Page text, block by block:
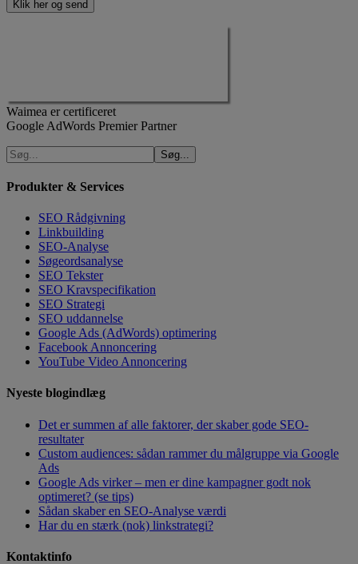
Waimea er certificeret
Google AdWords Premier Partner
Produkter & Services
SEO Rådgivning
Linkbuilding
SEO-Analyse
Søgeordsanalyse
SEO Tekster
SEO Kravspecifikation
SEO Strategi
SEO uddannelse
Google Ads (AdWords) optimering
Facebook Annoncering
YouTube Video Annoncering
Nyeste blogindlæg
Det er summen af alle faktorer, der skaber gode SEO-
resultater
Custom audiences: sådan rammer du målgruppe via Google
Ads
Google Ads virker – men er dine kampagner godt nok
optimeret? (se tips)
Sådan skaber en SEO-Analyse værdi
Har du en stærk (nok) linkstrategi?
Kontaktinfo